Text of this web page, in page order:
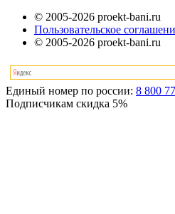
© 2005-2026 proekt-bani.ru
Пользовательское
© 2005-2026 proekt-bani.ru
Единый номер по россии: 8 800
Подписчикам скидка 5%